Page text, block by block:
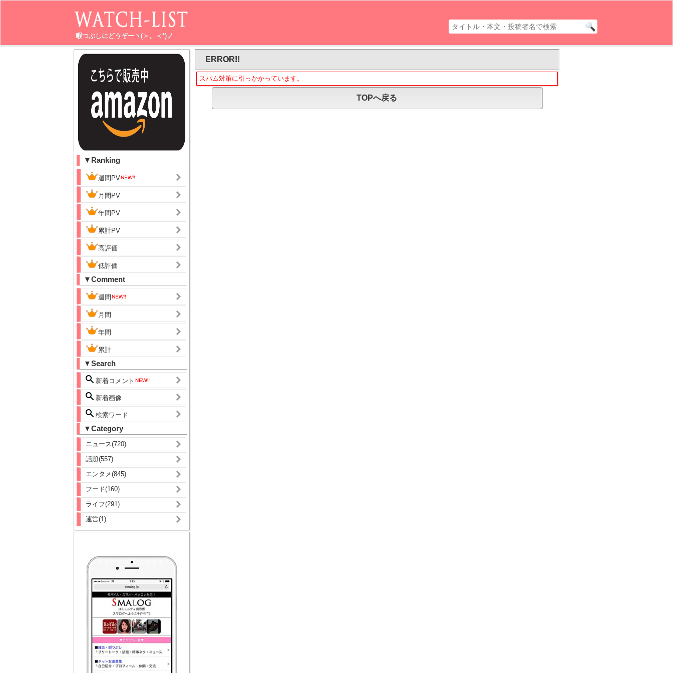
暇つぶしにどうぞーヽ(＞。＜*)ノ
▼Ranking
週間PV
月間PV
年間PV
累計PV
高評価
低評価
▼Comment
週間
月間
年間
累計
▼Search
新着コメント
新着画像
検索ワード
▼Category
ニュース(720)
話題(557)
エンタメ(845)
フード(160)
ライフ(291)
運営(1)
ERROR!!
スパム対策に引っかかっています。
TOPへ戻る